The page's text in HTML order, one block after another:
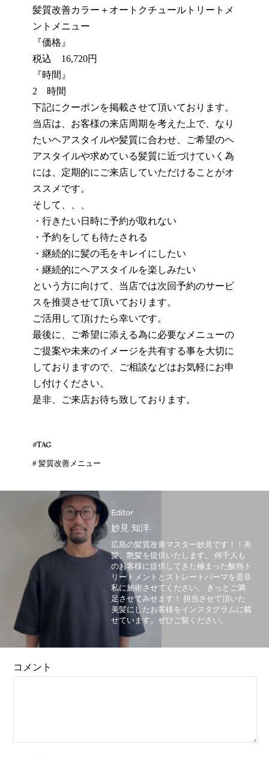
髪質改善カラー＋オートクチュールトリートメ
ントメニュー
『価格』
税込 16,720円
『時間』
2 時間
下記にクーポンを掲載させて頂いております。
当店は、お客様の来店周期を考えた上で、なり
たいヘアスタイルや髪質に合わせ、ご希望のヘ
アスタイルや求めている髪質に近づけていく為
には、定期的にご来店していただけることがオ
ススメです。
そして、、、
・行きたい日時に予約が取れない
・予約をしても待たされる
・継続的に髪の毛をキレイにしたい
・継続的にヘアスタイルを楽しみたい
という方に向けて、当店では次回予約のサービ
スを推奨させて頂いております。
ご活用して頂けたら幸いです。
最後に、ご希望に添える為に必要なメニューの
ご提案や未来のイメージを共有する事を大切に
しておりますので、ご相談などはお気軽にお申
し付けください。
是非、ご来店お待ち致しております。
#TAG
# 髪質改善メニュー
Editor
妙見 知洋
広島の髪質改善マスター妙見です！！美
髪、艶髪を提供いたします。 何千人も
のお客様に提供してきた極まった酸熱ト
リートメントとストレートパーマを是非
私に施術させてください。 きっとご満
足させてみせます！ 担当させて頂いた
美髪にしたお客様をインスタグラムに載
せています。ぜひご覧ください。
コメント